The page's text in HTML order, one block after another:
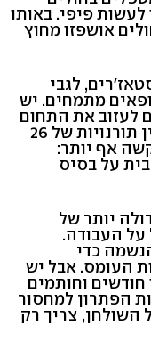
לעשות פיפי. באותו
אושפזו מחוץ
לגבי
מתמחים. יש
לעזוב את התחום
או ללכת לרפואת הקהילה, שבה אין תורנויות של 26
אף יותר:
על בסיס
יותר של
העבודה.
כדי
העומס. אבל יש
וחותמים
הפתרון למחסור
השולחן, צריך רק